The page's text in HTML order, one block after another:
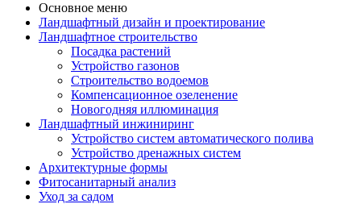
Основное меню
Ландшафтный дизайн и проектирование
Ландшафтное строительство
Посадка растений
Устройство газонов
Строительство водоемов
Компенсационное озеленение
Новогодняя иллюминация
Ландшафтный инжиниринг
Устройство систем автоматического полива
Устройство дренажных систем
Aрхитектурные формы
Фитосанитарный анализ
Уход за садом